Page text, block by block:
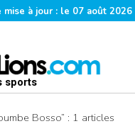
mise à jour : le 07 août
sports
Bosso” : 1 articles
Baham